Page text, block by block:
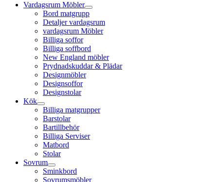
Vardagsrum Möbler
Bord matgrupp
Detaljer vardagsrum
vardagsrum Möbler
Billiga soffor
Billiga soffbord
New England möbler
Prydnadskuddar & Plädar
Designmöbler
Designsoffor
Designstolar
Kök
Billiga matgrupper
Barstolar
Bartillbehör
Billiga Serviser
Matbord
Stolar
Sovrum
Sminkbord
Sovrumsmöbler